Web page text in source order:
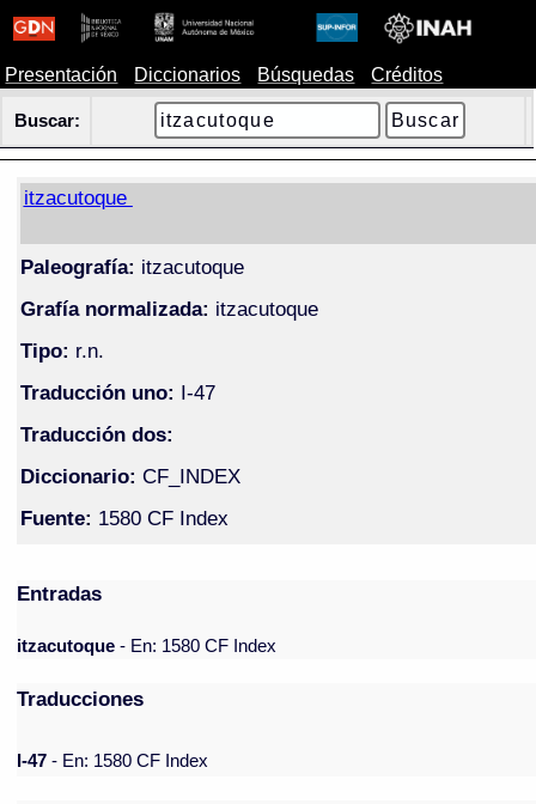
Presentación Diccionarios Búsquedas Créditos
Buscar:
itzacutoque
Paleografía: itzacutoque
Grafía normalizada: itzacutoque
Tipo: r.n.
Traducción uno: I-47
Traducción dos:
Diccionario: CF_INDEX
Fuente: 1580 CF Index
Entradas
itzacutoque- En: 1580 CF Index
Traducciones
I-47 - En: 1580 CF Index